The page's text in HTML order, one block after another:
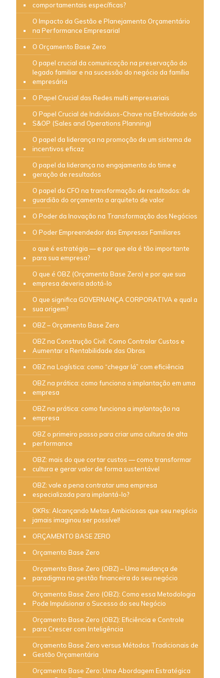
comportamentais específicas?
O Impacto da Gestão e Planejamento Orçamentário
na Performance Empresarial
O Orçamento Base Zero
O papel crucial da comunicação na preservação do
legado familiar e na sucessão do negócio da família
empresária
O Papel Crucial das Redes multi empresariais
O Papel Crucial de Indivíduos-Chave na Efetividade do
S&OP (Sales and Operations Planning)
O papel da liderança na promoção de um sistema de
incentivos eficaz
O papel da liderança no engajamento do time e
geração de resultados
O papel do CFO na transformação de resultados: de
guardião do orçamento a arquiteto de valor
O Poder da Inovação na Transformação dos Negócios
O Poder Empreendedor das Empresas Familiares
o que é estratégia — e por que ela é tão importante
para sua empresa?
O que é OBZ (Orçamento Base Zero) e por que sua
empresa deveria adotá-lo
O que significa GOVERNANÇA CORPORATIVA e qual a
sua origem?
OBZ – Orçamento Base Zero
OBZ na Construção Civil: Como Controlar Custos e
Aumentar a Rentabilidade das Obras
OBZ na Logística: como “chegar lá” com eficiência
OBZ na prática: como funciona a implantação em uma
empresa
OBZ na prática: como funciona a implantação na
empresa
OBZ o primeiro passo para criar uma cultura de alta
performance
OBZ: mais do que cortar custos — como transformar
cultura e gerar valor de forma sustentável
OBZ: vale a pena contratar uma empresa
especializada para implantá-lo?
OKRs: Alcançando Metas Ambiciosas que seu negócio
jamais imaginou ser possível!
ORÇAMENTO BASE ZERO
Orçamento Base Zero
Orçamento Base Zero (OBZ) – Uma mudança de
paradigma na gestão financeira do seu negócio
Orçamento Base Zero (OBZ): Como essa Metodologia
Pode Impulsionar o Sucesso do seu Negócio
Orçamento Base Zero (OBZ): Eficiência e Controle
para Crescer com Inteligência
Orçamento Base Zero versus Métodos Tradicionais de
Gestão Orçamentária
Orçamento Base Zero: Uma Abordagem Estratégica